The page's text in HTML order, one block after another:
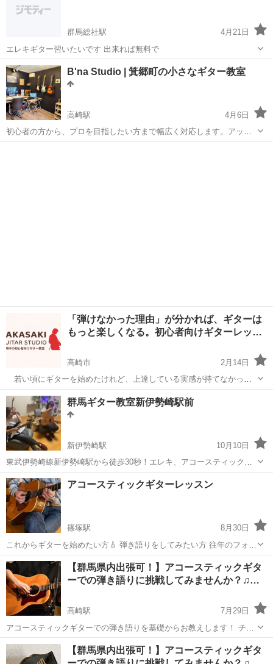
群馬総社駅
4月21日
エレキギター習いたいです 出来れば無料で
群馬 高崎市 ギター 初心者
B'na Studio | 箕郷町の小さなギター教室
高崎駅
4月6日
初心者の方から、プロを目指したい方まで幅広く対応します。アット
ホームなプライベート空間で、楽しくのびのびギターの音を楽しんで
「弾けなかった理由」が分かれば、ギターは
もっと楽しくなる。初心者向けギターレッ…
高崎市
2月14日
若い頃にギターを始めたけれど、上達している実感が持てなかっ
た。コードがうまく押さえられず、 「自分には向いていない」と、あ
きらめてしまった。Takasaki Guitar Studioでは、 好きな曲を使ったマ
ンツーマンレ...
群馬 高崎市 ギター レッスン
群馬ギター教室新伊勢崎駅前
新伊勢崎駅
10月10日
東武伊勢崎線新伊勢崎駅から徒歩30秒！エレキ、アコースティック、
フラメンコetc.. ライブ経験豊富な講師と終始楽しいレッスン！これか
らギターを始めたい、どこから始めればいいかわからない初心者の方
歓迎します。気軽に無料体験レ...
群馬 伊勢崎市 新伊勢崎駅 ギター レッスン
アコースティックギターレッスン
篠塚駅
8月30日
これからギターを始めたい方🎸 弾き語りをしてみたい方 往年のフォー
クソング PPM S&G 70年代邦楽フォーク等 その他曲目は自由でも大丈
夫です。 個人レッスン 2時間1500円 10時〜20時 ご希望に合...
群馬 邑楽郡 篠塚駅 ギター アコースティックギター
【群馬県内出張可！】アコースティックギタ
ーでの弾き語りに挑戦してみませんか？♫…
高崎駅
7月29日
アコースティックギターでの弾き語りを基礎からお教えします！ チュ
ーニング？コード？ギターの構え方？教則本を見ても何もわからな
い...という方もご安心◎ 何から始めていいかわからない...挫折してし
群馬 高崎市 高崎駅 ギター レッスン
【群馬県内出張可！】アコースティックギタ